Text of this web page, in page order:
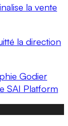
la vente
la direction
Godier
SAI Platform